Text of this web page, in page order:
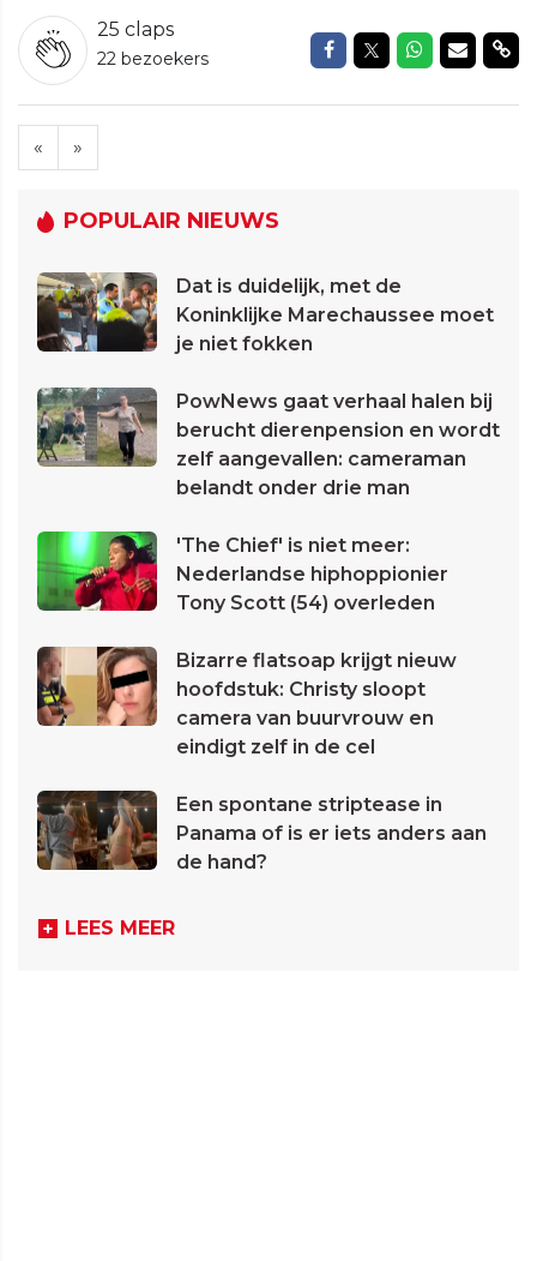
25 claps
22 bezoekers Delen op Facebook
Delen opDelen op
Delen
« »
POPULAIR NIEUWS
Dat is duidelijk, met de
Koninklijke Marechaussee moet
je niet fokken
PowNews gaat verhaal halen bij
berucht dierenpension en wordt
zelf aangevallen: cameraman
belandt onder drie man
'The Chief' is niet meer:
Nederlandse hiphoppionier
Tony Scott (54) overleden
Bizarre flatsoap krijgt nieuw
hoofdstuk: Christy sloopt
camera van buurvrouw en
eindigt zelf in de cel
Een spontane striptease in
Panama of is er iets anders aan
de hand?
LEES MEER